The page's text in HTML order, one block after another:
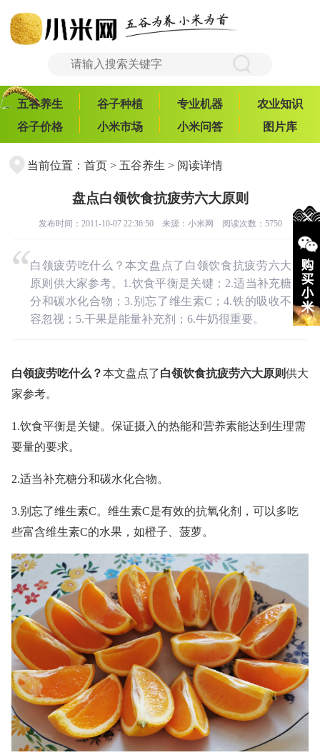
五谷养生 谷子种植 专业机器
农业知识
谷子价格
小米市场 小米问答 图片库
当前位置： 首页> 五谷养生 > 阅读详情
盘点白领饮食抗疲劳六大原则
发布时间：2011-10-07 22:36:50 来源： 小米网 阅读次数：5750
白领疲劳吃什么？本文盘点了白领饮食抗疲劳六大
原则供大家参考。1.饮食平衡是关键；2.适当补充糖
分和碳水化合物；3.别忘了维生素C；4.铁的吸收不
容忽视；5.干果是能量补充剂；6.牛奶很重要。
白领疲劳吃什么？本文盘点了白领饮食抗疲劳六大原则供大
家参考。
1.饮食平衡是关键。保证摄入的热能和营养素能达到生理需
要量的要求。
2.适当补充糖分和碳水化合物。
3.别忘了维生素C。维生素C是有效的抗氧化剂，可以多吃
些富含维生素C的水果，如橙子、菠萝。